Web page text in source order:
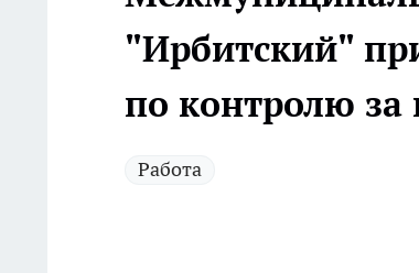
"Ирбитский"
по контролю
Работа